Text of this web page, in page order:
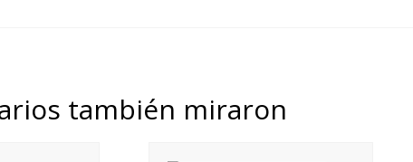
también miraron